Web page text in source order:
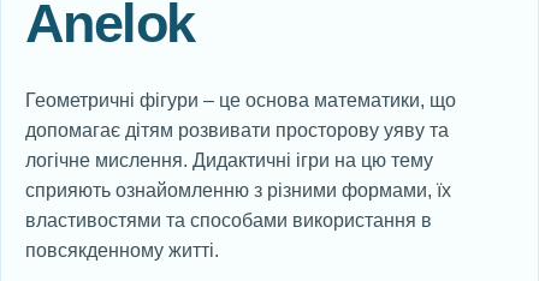
Anelok
Геометричні фігури – це основа математики, що
допомагає дітям розвивати просторову уяву та
логічне мислення. Дидактичні ігри на цю тему
сприяють ознайомленню з різними формами, їх
властивостями та способами використання в
повсякденному житті.